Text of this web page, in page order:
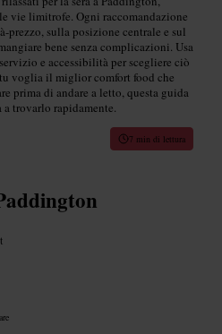
vie limitrofe. Ogni raccomandazione
prezzo, sulla posizione centrale e sul
bene senza complicazioni. Usa
e accessibilità per scegliere ciò
voglia il miglior comfort food che
prima di andare a letto, questa guida
trovarlo rapidamente.
7 min di lettura